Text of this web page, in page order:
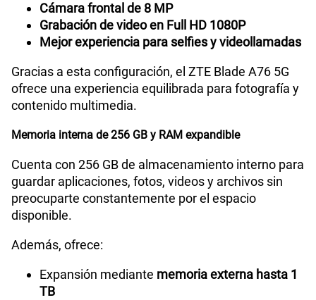
Cámara frontal de 8 MP
Grabación de video en Full HD 1080P
Mejor experiencia para selfies y videollamadas
Gracias a esta configuración, el ZTE Blade A76 5G
ofrece una experiencia equilibrada para fotografía y
contenido multimedia.
Memoria interna de 256 GB y RAM expandible
Cuenta con 256 GB de almacenamiento interno para
guardar aplicaciones, fotos, videos y archivos sin
preocuparte constantemente por el espacio
disponible.
Además, ofrece:
Expansión mediante memoria externa hasta 1
TB